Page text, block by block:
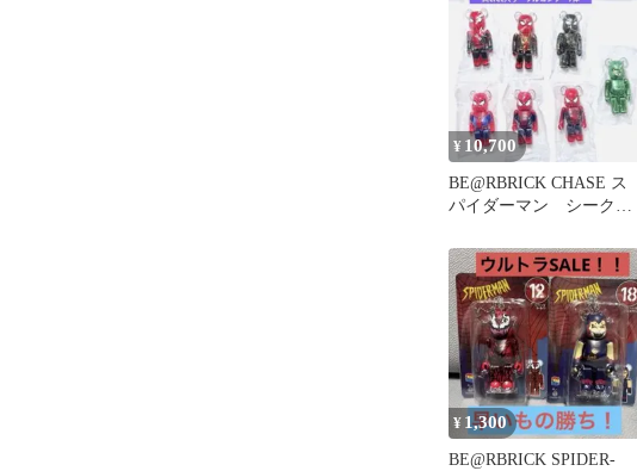
¥ 10,700
BE@RBRICK CHASE ス
パイダーマン シークレ
¥ 1,300
BE@RBRICK SPIDER-